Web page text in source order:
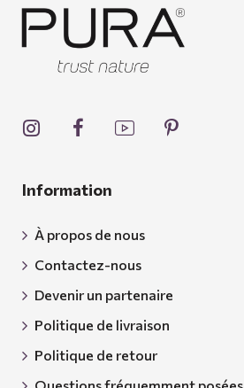
Information
À propos de nous
Contactez-nous
Devenir un partenaire
Politique de livraison
Politique de retour